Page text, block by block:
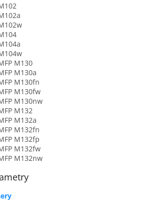
M130
M130a
M130fn
M130fw
M130nw
M132
M132a
M132fn
M132fp
M132fw
M132nw